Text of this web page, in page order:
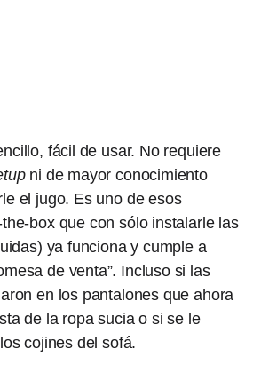
fácil de usar. No requiere
ni de mayor conocimiento
el jugo. Es uno de esos
box que con sólo instalarle las
ya funciona y cumple a
de venta”. Incluso si las
en los pantalones que ahora
de la ropa sucia o si se le
cojines del sofá.